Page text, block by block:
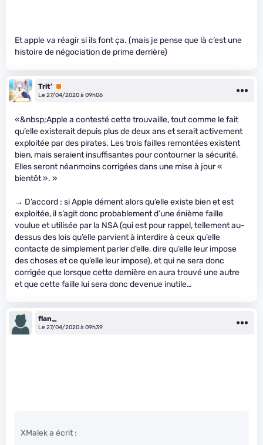
Et apple va réagir si ils font ça. (mais je pense que là c’est une
histoire de négociation de prime derrière)
Trit’ Premium
Le 27/04/2020 à 09h06
«&nbsp;Apple a contesté cette trouvaille, tout comme le fait
qu’elle existerait depuis plus de deux ans et serait activement
exploitée par des pirates. Les trois failles remontées existent
bien, mais seraient insuffisantes pour contourner la sécurité.
Elles seront néanmoins corrigées dans une mise à jour «
bientôt ». »
→ D’accord : si Apple dément alors qu’elle existe bien et est
exploitée, il s’agit donc probablement d’une énième faille
voulue et utilisée par la NSA (qui est pour rappel, tellement au-
dessus des lois qu’elle parvient à interdire à ceux qu’elle
contacte de simplement parler d’elle, dire qu’elle leur impose
des choses et ce qu’elle leur impose), et qui ne sera donc
corrigée que lorsque cette dernière en aura trouvé une autre
et que cette faille lui sera donc devenue inutile…
flan_
Le 27/04/2020 à 09h39
XMalek a écrit :